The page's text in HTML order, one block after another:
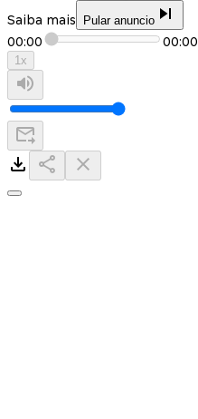
Saiba mais Pular anuncio
00:00 00:00
1x